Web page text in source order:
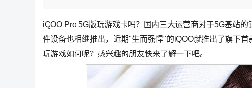
iQOO Pro 5G版玩游戏卡吗？国内三大运营商对于5G基站
件设备也相继推出，近期"生而强悍"的iQOO就推出了旗下
玩游戏如何呢？感兴趣的朋友快来了解一下吧。